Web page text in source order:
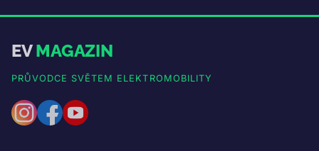
EVMAGAZIN
PRŮVODCE SVĚTEM ELEKTROMOBILITY